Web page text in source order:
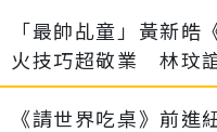
「最帥乩童」黃新
火技巧超敬業 林玟
《請世界吃桌》前進